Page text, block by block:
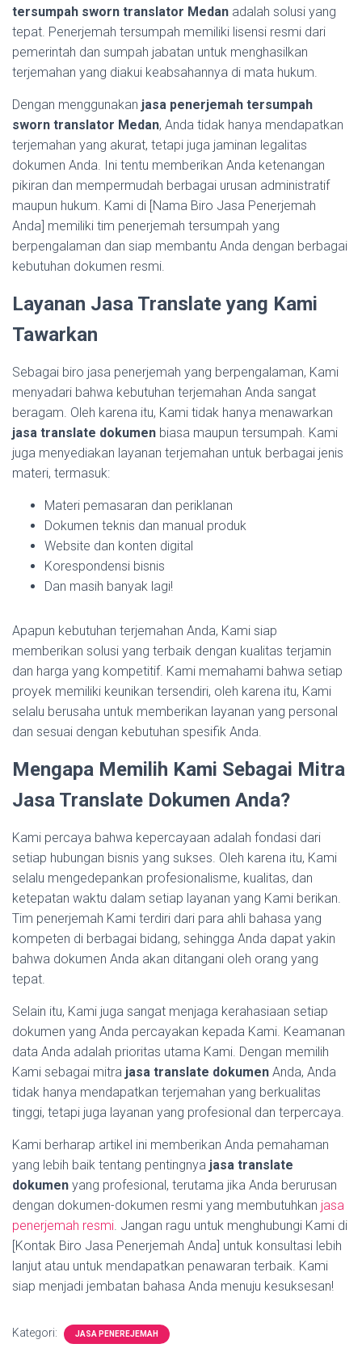
tersumpah sworn translator Medan adalah solusi yang
tepat. Penerjemah tersumpah memiliki lisensi resmi dari
pemerintah dan sumpah jabatan untuk menghasilkan
terjemahan yang diakui keabsahannya di mata hukum.
Dengan menggunakan jasa penerjemah tersumpah
sworn translator Medan, Anda tidak hanya mendapatkan
terjemahan yang akurat, tetapi juga jaminan legalitas
dokumen Anda. Ini tentu memberikan Anda ketenangan
pikiran dan mempermudah berbagai urusan administratif
maupun hukum. Kami di [Nama Biro Jasa Penerjemah
Anda] memiliki tim penerjemah tersumpah yang
berpengalaman dan siap membantu Anda dengan berbagai
kebutuhan dokumen resmi.
Layanan Jasa Translate yang Kami
Tawarkan
Sebagai biro jasa penerjemah yang berpengalaman, Kami
menyadari bahwa kebutuhan terjemahan Anda sangat
beragam. Oleh karena itu, Kami tidak hanya menawarkan
jasa translate dokumen biasa maupun tersumpah. Kami
juga menyediakan layanan terjemahan untuk berbagai jenis
materi, termasuk:
Materi pemasaran dan periklanan
Dokumen teknis dan manual produk
Website dan konten digital
Korespondensi bisnis
Dan masih banyak lagi!
Apapun kebutuhan terjemahan Anda, Kami siap
memberikan solusi yang terbaik dengan kualitas terjamin
dan harga yang kompetitif. Kami memahami bahwa setiap
proyek memiliki keunikan tersendiri, oleh karena itu, Kami
selalu berusaha untuk memberikan layanan yang personal
dan sesuai dengan kebutuhan spesifik Anda.
Mengapa Memilih Kami Sebagai Mitra
Jasa Translate Dokumen Anda?
Kami percaya bahwa kepercayaan adalah fondasi dari
setiap hubungan bisnis yang sukses. Oleh karena itu, Kami
selalu mengedepankan profesionalisme, kualitas, dan
ketepatan waktu dalam setiap layanan yang Kami berikan.
Tim penerjemah Kami terdiri dari para ahli bahasa yang
kompeten di berbagai bidang, sehingga Anda dapat yakin
bahwa dokumen Anda akan ditangani oleh orang yang
tepat.
Selain itu, Kami juga sangat menjaga kerahasiaan setiap
dokumen yang Anda percayakan kepada Kami. Keamanan
data Anda adalah prioritas utama Kami. Dengan memilih
Kami sebagai mitra jasa translate dokumen Anda, Anda
tidak hanya mendapatkan terjemahan yang berkualitas
tinggi, tetapi juga layanan yang profesional dan terpercaya.
Kami berharap artikel ini memberikan Anda pemahaman
yang lebih baik tentang pentingnya jasa translate
dokumen yang profesional, terutama jika Anda berurusan
dengan dokumen-dokumen resmi yang membutuhkan jasa
penerjemah resmi . Jangan ragu untuk menghubungi Kami di
[Kontak Biro Jasa Penerjemah Anda] untuk konsultasi lebih
lanjut atau untuk mendapatkan penawaran terbaik. Kami
siap menjadi jembatan bahasa Anda menuju kesuksesan!
Kategori: JASA PENEREJEMAH